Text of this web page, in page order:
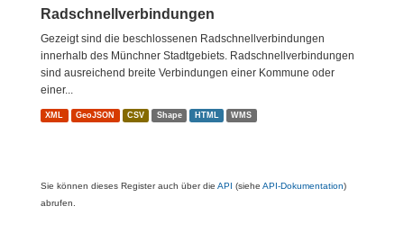
Radschnellverbindungen
Gezeigt sind die beschlossenen Radschnellverbindungen
innerhalb des Münchner Stadtgebiets. Radschnellverbindungen
sind ausreichend breite Verbindungen einer Kommune oder
einer...
XML GeoJSON CSV Shape HTML WMS
Sie können dieses Register auch über die API (siehe API-Dokumentation)
abrufen.